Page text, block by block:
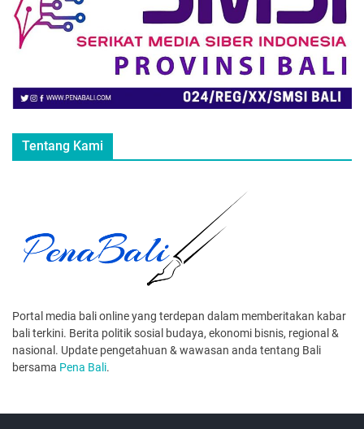
Tentang Kami
Portal media bali online yang terdepan dalam memberitakan kabar
bali terkini. Berita politik sosial budaya, ekonomi bisnis, regional &
nasional. Update pengetahuan & wawasan anda tentang Bali
bersama Pena Bali.